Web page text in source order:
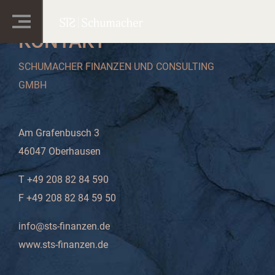
KONTAKT
SCHUMACHER FINANZEN UND CONSULTING
GMBH
Am Grafenbusch 3
46047 Oberhausen
T +49 208 82 84 590
F +49 208 82 84 59 50
info@sts-finanzen.de
www.sts-finanzen.de